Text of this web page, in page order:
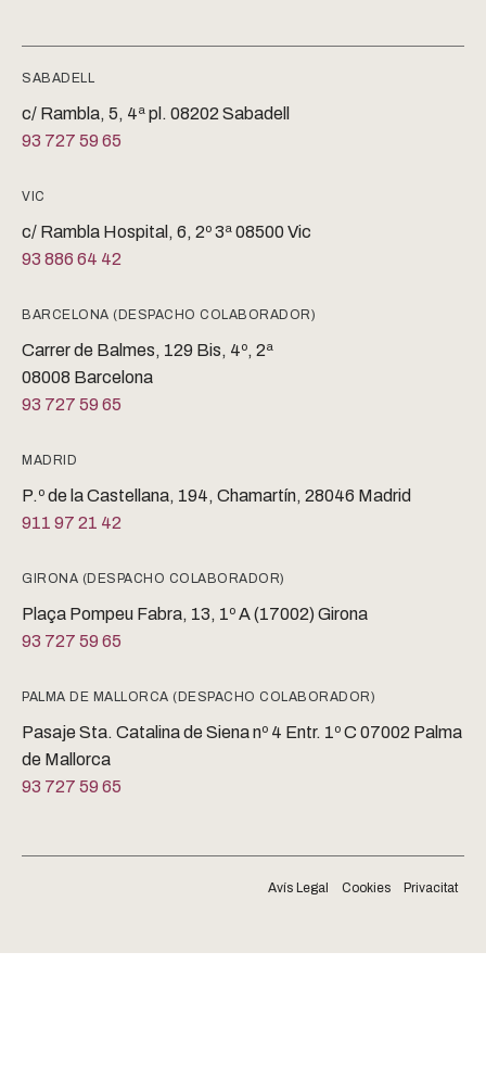
SABADELL
c/ Rambla, 5, 4ª pl. 08202 Sabadell
93 727 59 65
VIC
c/ Rambla Hospital, 6, 2º 3ª 08500 Vic
93 886 64 42
BARCELONA (DESPACHO COLABORADOR)
Carrer de Balmes, 129 Bis, 4º, 2ª
08008 Barcelona
93 727 59 65
MADRID
P.º de la Castellana, 194, Chamartín, 28046 Madrid
911 97 21 42
GIRONA (DESPACHO COLABORADOR)
Plaça Pompeu Fabra, 13, 1º A (17002) Girona
93 727 59 65
PALMA DE MALLORCA (DESPACHO COLABORADOR)
Pasaje Sta. Catalina de Siena nº 4 Entr. 1º C 07002 Palma
de Mallorca
93 727 59 65
Avís Legal Cookies Privacitat